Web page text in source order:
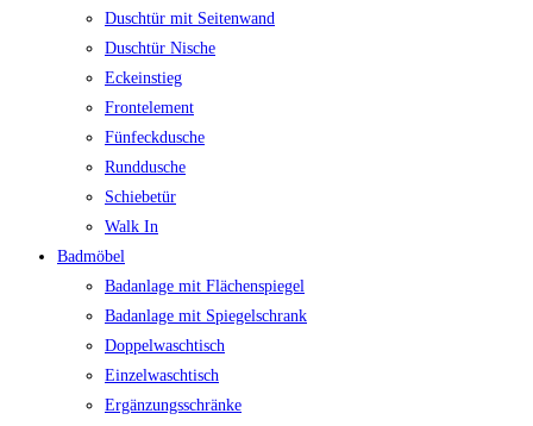
Duschtür mit Seitenwand
Duschtür Nische
Eckeinstieg
Frontelement
Fünfeckdusche
Runddusche
Schiebetür
Walk In
Badmöbel
Badanlage mit Flächenspiegel
Badanlage mit Spiegelschrank
Doppelwaschtisch
Einzelwaschtisch
Ergänzungsschränke